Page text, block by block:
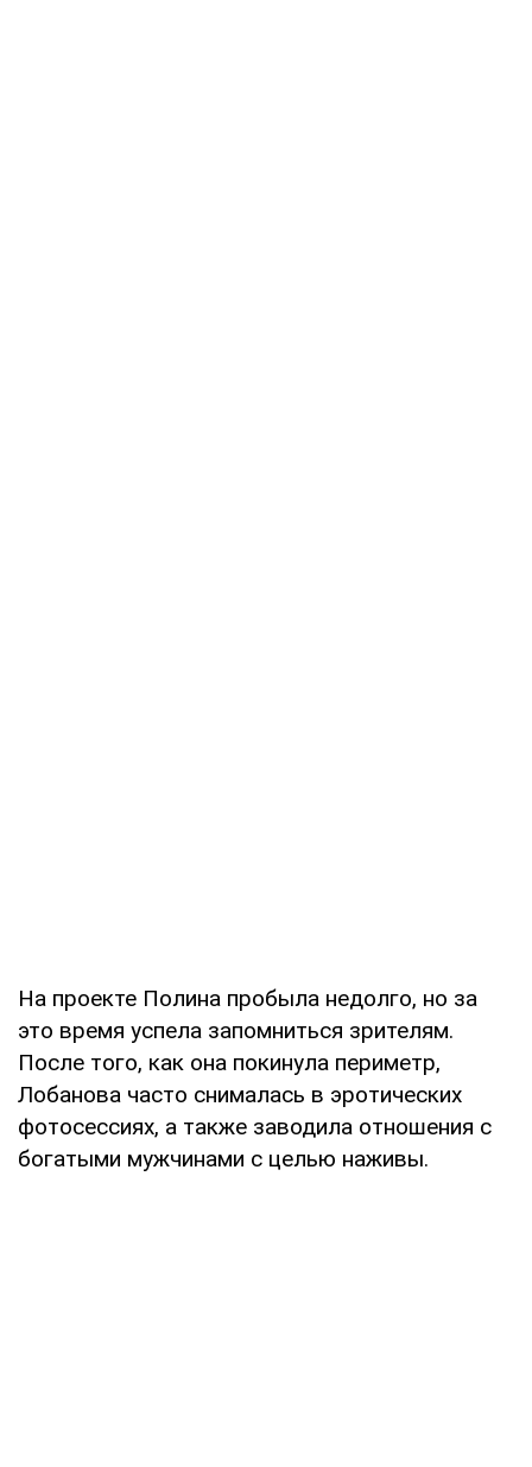
На проекте Полина пробыла недолго, но за
это время успела запомниться зрителям.
После того, как она покинула периметр,
Лобанова часто снималась в эротических
фотосессиях, а также заводила отношения с
богатыми мужчинами с целью наживы.